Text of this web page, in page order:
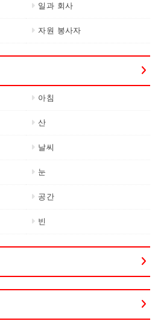
일과 회사
자원 봉사자
아침
산
날씨
눈
공간
빈